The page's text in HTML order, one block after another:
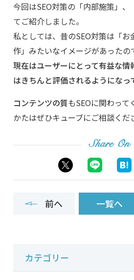
今回はSEO対策の「内部施策」、
てご紹介しました。
私としては、昔のSEO対策は「
作」みたいなイメージがあったの
現在はユーザーにとって有益な情
はきちんと評価されるようになっ
コンテンツの質もSEOに関わって
かたはぜひキューブにご相談くだ
Share On
前へ 一覧へ
カテゴリー